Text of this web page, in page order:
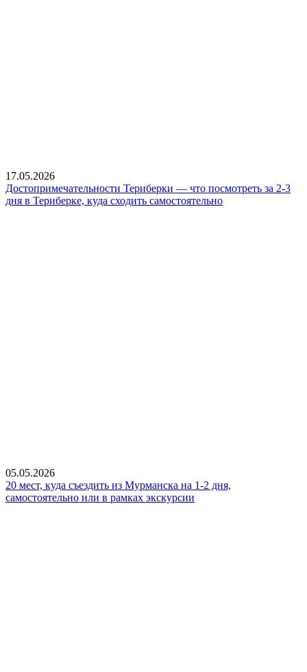
17.05.2026
Достопримечательности Териберки — что посмотреть за 2-3
дня в Териберке, куда сходить самостоятельно
05.05.2026
20 мест, куда съездить из Мурманска на 1-2 дня,
самостоятельно или в рамках экскурсии